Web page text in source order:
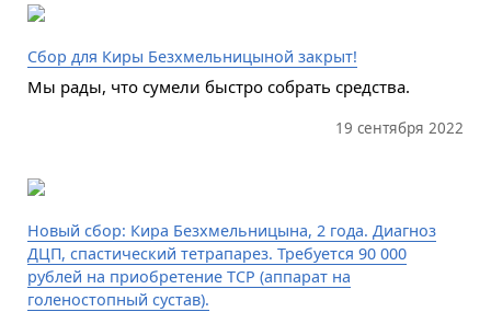
Сбор для Киры Безхмельницыной закрыт!
Мы рады, что сумели быстро собрать средства.
19 сентября 2022
Новый сбор: Кира Безхмельницына, 2 года. Диагноз
ДЦП, спастический тетрапарез. Требуется 90 000
рублей на приобретение ТСР (аппарат на
голеностопный сустав).